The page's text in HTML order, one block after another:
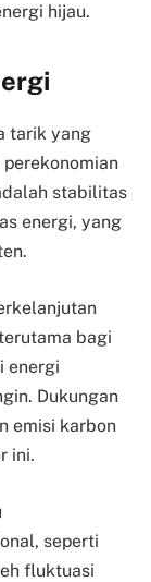
hijau.
tarik yang
stabilitas
energi, yang
bagi
energi
Dukungan
emisi karbon
ini.
seperti
fluktuasi